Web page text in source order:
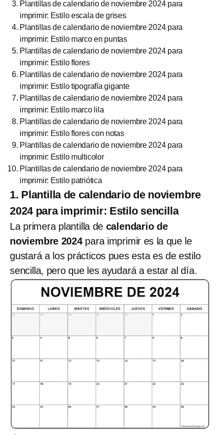
Plantillas de calendario de noviembre 2024 para
imprimir: Estilo escala de grises
Plantillas de calendario de noviembre 2024 para
imprimir: Estilo marco en puntas
Plantillas de calendario de noviembre 2024 para
imprimir: Estilo flores
Plantillas de calendario de noviembre 2024 para
imprimir: Estilo tipografía gigante
Plantillas de calendario de noviembre 2024 para
imprimir: Estilo marco lila
Plantillas de calendario de noviembre 2024 para
imprimir: Estilo flores con notas
Plantillas de calendario de noviembre 2024 para
imprimir: Estilo multicolor
Plantillas de calendario de noviembre 2024 para
imprimir: Estilo patriótica
1. Plantilla de calendario de noviembre
2024 para imprimir: Estilo sencilla
La primera plantilla de calendario de
noviembre 2024para imprimir es la que le
gustará a los prácticos pues esta es de estilo
sencilla, pero que les ayudará a estar al día.